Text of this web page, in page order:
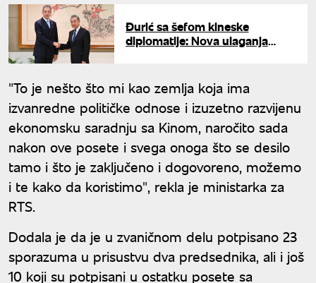
Đurić sa šefom kineske
diplomatije: Nova ulaganja
"To je nešto što mi kao zemlja koja ima
izvanredne političke odnose i izuzetno razvijenu
ekonomsku saradnju sa Kinom, naročito sada
nakon ove posete i svega onoga što se desilo
tamo i što je zaključeno i dogovoreno, možemo
i te kako da koristimo", rekla je ministarka za
RTS.
Dodala je da je u zvaničnom delu potpisano 23
sporazuma u prisustvu dva predsednika, ali i još
10 koji su potpisani u ostatku posete sa